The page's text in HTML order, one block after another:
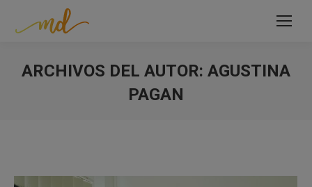
ARCHIVOS DEL AUTOR: AGUSTINA
PAGAN